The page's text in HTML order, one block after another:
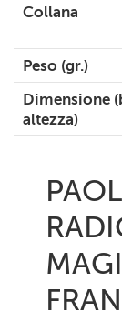
Collana
Peso (gr.)
Dimensione
altezza)